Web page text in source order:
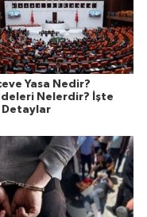
Yasa Nedir?
Nelerdir? İşte
Detaylar